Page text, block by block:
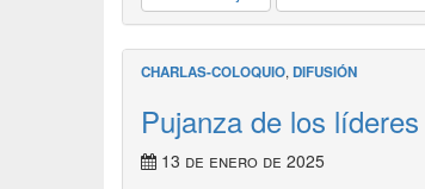
CHARLAS-COLOQUIO, DIFUSIÓN
Pujanza de los
13 de enero de 2025